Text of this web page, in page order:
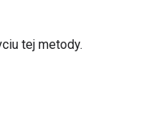
tej metody.